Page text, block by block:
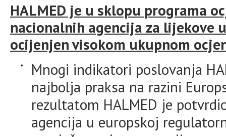
HALMED je u sklopu programa
nacionalnih agencija za lijekove
ocijenjen visokom ukupnom
Mnogi indikatori poslovanja
najbolja praksa na razini
rezultatom HALMED je
agencija u europskoj